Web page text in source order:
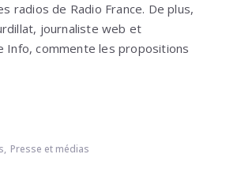
radios de Radio France. De plus,
journaliste web et
Info, commente les propositions
, Presse et médias